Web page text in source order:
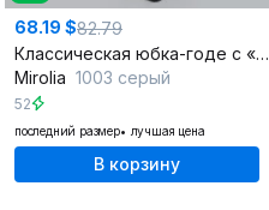
68.19 $82.79
Классическая юбка-годе с «ёлочкой» и застежкой на молнию
Mirolia 1003 серый
52
последний размер лучшая цена
В корзину